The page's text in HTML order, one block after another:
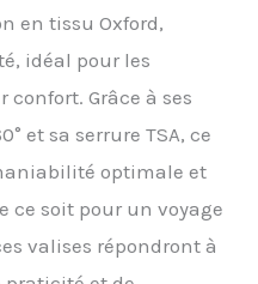
en tissu Oxford,
idéal pour les
Grâce à ses
et sa serrure TSA, ce
optimale et
ce soit pour un voyage
valises répondront à